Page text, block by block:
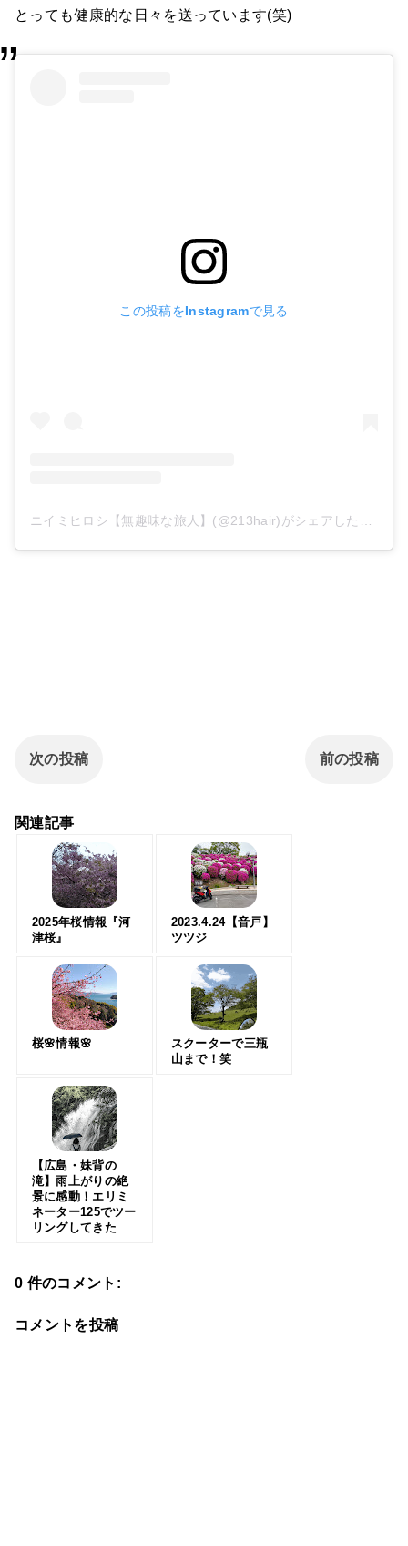
とっても健康的な日々を送っています(笑)
この投稿をInstagramで見る
次の投稿 前の投稿
関連記事
2025年桜情報『河
津桜』
2023.4.24【音戸】
ツツジ
桜🌸情報🌸
スクーターで三瓶
山まで！笑
【広島・妹背の
滝】雨上がりの絶
景に感動！エリミ
ネーター125でツー
リングしてきた
0 件のコメント:
コメントを投稿